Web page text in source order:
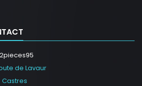
de Lavaur
Castres